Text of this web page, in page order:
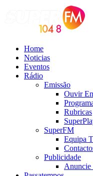
Home
Noticias
Eventos
Rádio
Emissão
Ouvir
Rubricas
SuperFM
Equipa
Publicidade
Anuncie